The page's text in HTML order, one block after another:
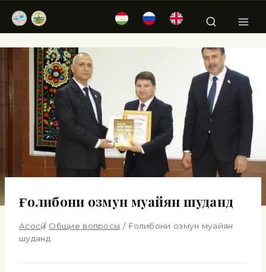
Ғолибони озмун муайян шуданд
Асосӣ / Общие вопросы / Ғолибони озмун муайян
шуданд